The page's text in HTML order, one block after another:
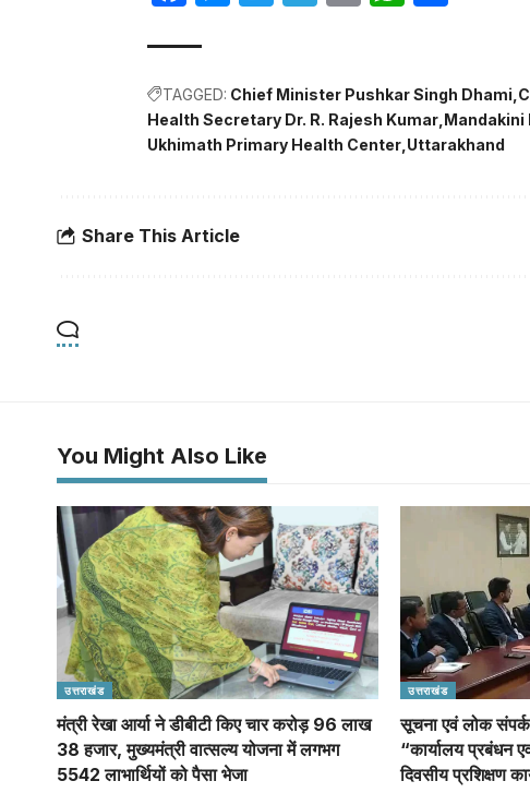
TAGGED: Chief Minister Pushkar Singh Dhami
Health Secretary Dr. R. Rajesh Kumar Mandakini
Ukhimath Primary Health Center Uttarakhand
Share This Article
You Might Also Like
उत्तराखंड
मंत्री रेखा आर्या ने डीबीटी किए चार करोड़ 96 लाख
38 हजार, मुख्यमंत्री वात्सल्य योजना में लगभग
5542 लाभार्थियों को पैसा भेजा
उत्तराखंड
सूचना एवं लोक संपर्क
“कार्यालय प्रबंधन
दिवसीय प्रशिक्षण